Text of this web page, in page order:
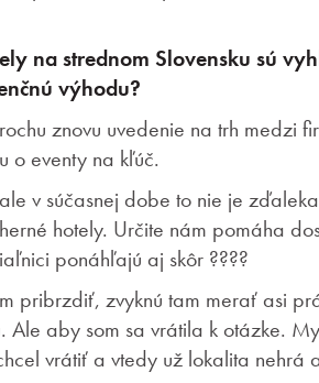
na strednom Slovensku sú
výhodu?
znovu uvedenie na trh medzi
o eventy na kľúč.
v súčasnej dobe to nie je
hotely. Určite nám pomáha
ponáhľajú aj skôr ????
pribrzdiť, zvyknú tam merať asi
aby som sa vrátila k otázke.
vrátiť a vtedy už lokalita nehrá